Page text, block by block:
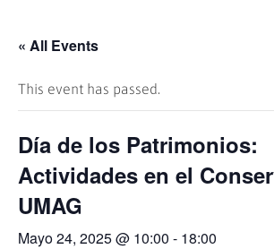
« All Events
This event has passed.
Día de los Patrimonios:
Actividades en el
UMAG
Mayo 24, 2025 @ 10:00 - 18:00